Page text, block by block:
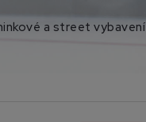
a street vybavení